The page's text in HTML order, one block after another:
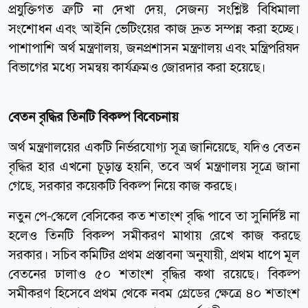
প্রযুক্তিগত ত্রুটি না দেখা দেয়, সেজন্য সংশ্লিষ্ট বিধিমালা
সংশোধন এবং আইনি ভেটিংয়ের কাজ দ্রুত সম্পন্ন করা হচ্ছে।
পাশাপাশি অর্থ মন্ত্রণালয়, জনপ্রশাসন মন্ত্রণালয় এবং মন্ত্রিপরিষদ
বিভাগের মধ্যে সমন্বয় কার্যক্রমও জোরদার করা হয়েছে।
বেতন বৃদ্ধির তিনটি বিকল্প বিবেচনায়
অর্থ মন্ত্রণালয়ের একটি নির্ভরযোগ্য সূত্র জানিয়েছে, যদিও বেতন
বৃদ্ধির হার এখনো চূড়ান্ত হয়নি, তবে অর্থ মন্ত্রণালয় সূত্রে জানা
গেছে, সরকার কয়েকটি বিকল্প নিয়ে কাজ করছে।
নতুন পে-স্কেলে বেসিকের কত শতাংশ বৃদ্ধি পাবে তা সুনির্দিষ্ট না
হলেও তিনটি বিকল্প সমীকরণ মাথায় রেখে কাজ করছে
সরকার। সচিব কমিটির প্রথম প্রস্তাবনা অনুযায়ী, প্রথম ধাপে মূল
বেতনের ঢালাও ৫০ শতাংশ বৃদ্ধির কথা রয়েছে। বিকল্প
সমীকরণ হিসেবে প্রথম থেকে নবম গ্রেডের ক্ষেত্রে ৪০ শতাংশ